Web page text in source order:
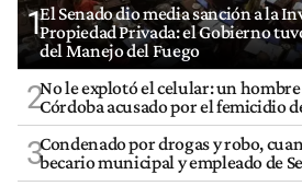
1El Senado dio media sanción a la
Propiedad Privada: el Gobierno
del Manejo del Fuego
2No le explotó el celular: un
Córdoba acusado por el femicidio
3Condenado por drogas y robo,
becario municipal y empleado de